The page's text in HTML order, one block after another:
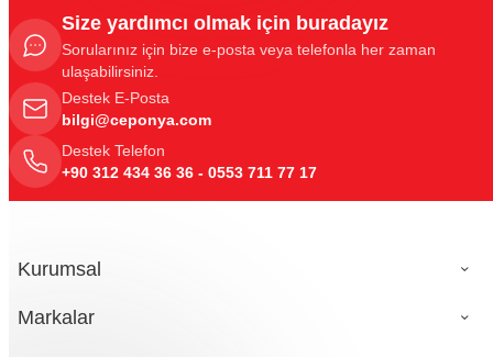
Size yardımcı olmak için buradayız
Sorularınız için bize e-posta veya telefonla her zaman
ulaşabilirsiniz.
Destek E-Posta
bilgi@ceponya.com
Destek Telefon
+90 312 434 36 36 - 0553 711 77 17
Kurumsal
Markalar